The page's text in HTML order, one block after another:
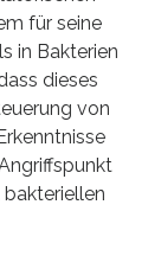
für seine
in Bakterien
dieses
von